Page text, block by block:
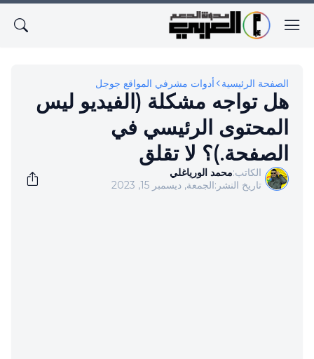
الصفحة الرئيسية أدوات مشرفي المواقع جوجل
هل تواجه مشكلة (الفيديو ليس
المحتوى الرئيسي في
الصفحة.)؟ لا تقلق
الكاتب:محمد الورياغلي
تاريخ النشر:الجمعة, ديسمبر 15, 2023